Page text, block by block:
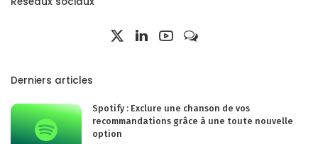
Derniers articles
Spotify : Exclure une chanson de vos
recommandations grâce à une toute nouvelle
option